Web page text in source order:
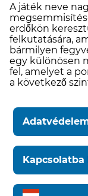
A játék neve
erdőkön
felkutatására,
bármilyen
egy különösen
fel, amelyet a
a következő
Kapcsolatba